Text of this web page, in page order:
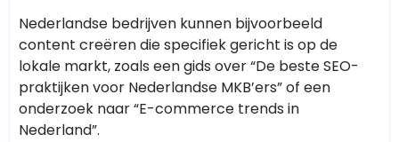
Nederlandse bedrijven kunnen bijvoorbeeld
content creëren die specifiek gericht is op de
lokale markt, zoals een gids over “De beste SEO-
praktijken voor Nederlandse MKB’ers” of een
onderzoek naar “E-commerce trends in
Nederland”.